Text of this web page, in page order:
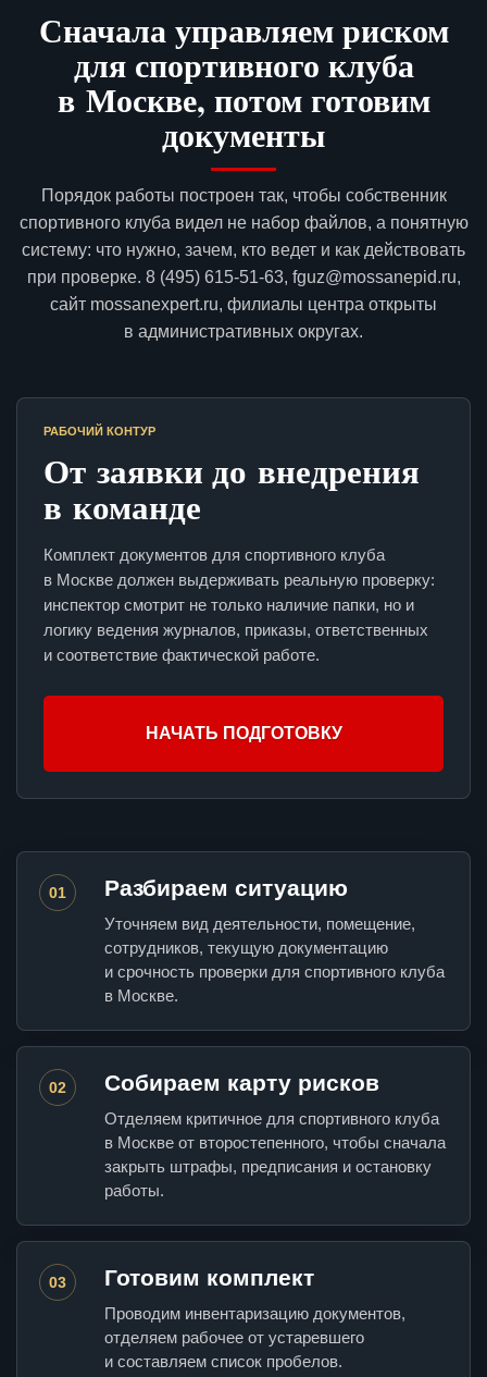
Сначала управляем риском
для спортивного клуба
в Москве, потом готовим
документы
Порядок работы построен так, чтобы собственник
спортивного клуба видел не набор файлов, а понятную
систему: что нужно, зачем, кто ведет и как действовать
при проверке. 8 (495) 615-51-63, fguz@mossanepid.ru,
сайт mossanexpert.ru, филиалы центра открыты
в административных округах.
РАБОЧИЙ КОНТУР
От заявки до внедрения
в команде
Комплект документов для спортивного клуба
в Москве должен выдерживать реальную проверку:
инспектор смотрит не только наличие папки, но и
логику ведения журналов, приказы, ответственных
и соответствие фактической работе.
НАЧАТЬ ПОДГОТОВКУ
01 Разбираем ситуацию
Уточняем вид деятельности, помещение,
сотрудников, текущую документацию
и срочность проверки для спортивного клуба
в Москве.
02 Собираем карту рисков
Отделяем критичное для спортивного клуба
в Москве от второстепенного, чтобы сначала
закрыть штрафы, предписания и остановку
работы.
03 Готовим комплект
Проводим инвентаризацию документов,
отделяем рабочее от устаревшего
и составляем список пробелов.